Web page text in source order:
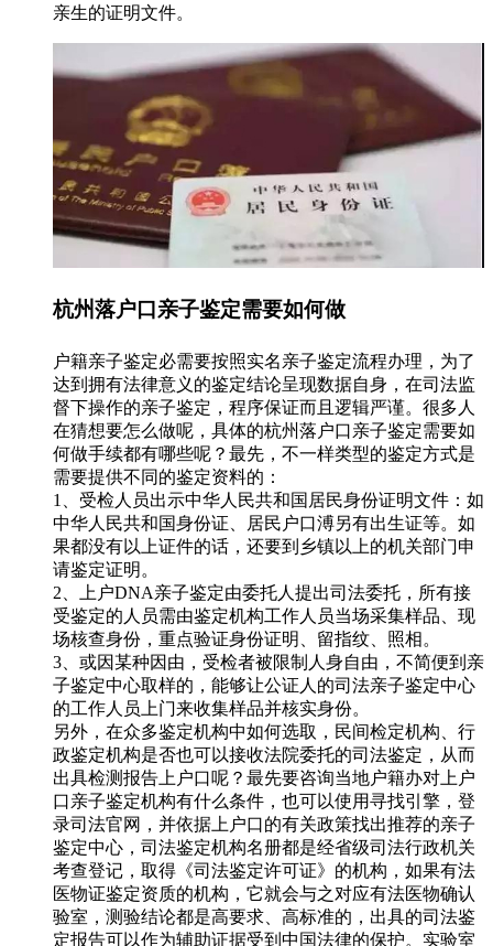
亲生的证明文件。
杭州落户口亲子鉴定需要如何做
户籍亲子鉴定必需要按照实名亲子鉴定流程办理，为了
达到拥有法律意义的鉴定结论呈现数据自身，在司法监
督下操作的亲子鉴定，程序保证而且逻辑严谨。很多人
在猜想要怎么做呢，具体的杭州落户口亲子鉴定需要如
何做手续都有哪些呢？最先，不一样类型的鉴定方式是
需要提供不同的鉴定资料的：
1、受检人员出示中华人民共和国居民身份证明文件：如
中华人民共和国身份证、居民户口溥另有出生证等。如
果都没有以上证件的话，还要到乡镇以上的机关部门申
请鉴定证明。
2、上户DNA亲子鉴定由委托人提出司法委托，所有接
受鉴定的人员需由鉴定机构工作人员当场采集样品、现
场核查身份，重点验证身份证明、留指纹、照相。
3、或因某种因由，受检者被限制人身自由，不简便到亲
子鉴定中心取样的，能够让公证人的司法亲子鉴定中心
的工作人员上门来收集样品并核实身份。
另外，在众多鉴定机构中如何选取，民间检定机构、行
政鉴定机构是否也可以接收法院委托的司法鉴定，从而
出具检测报告上户口呢？最先要咨询当地户籍办对上户
口亲子鉴定机构有什么条件，也可以使用寻找引擎，登
录司法官网，并依据上户口的有关政策找出推荐的亲子
鉴定中心，司法鉴定机构名册都是经省级司法行政机关
考查登记，取得《司法鉴定许可证》的机构，如果有法
医物证鉴定资质的机构，它就会与之对应有法医物确认
验室，测验结论都是高要求、高标准的，出具的司法鉴
定报告可以作为辅助证据受到中国法律的保护。实验室